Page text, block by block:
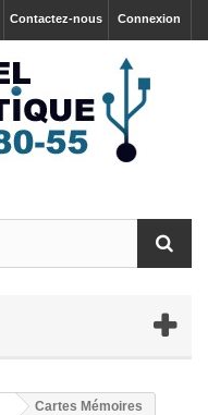
Connexion
Contactez-nous
Cartes Mémoires